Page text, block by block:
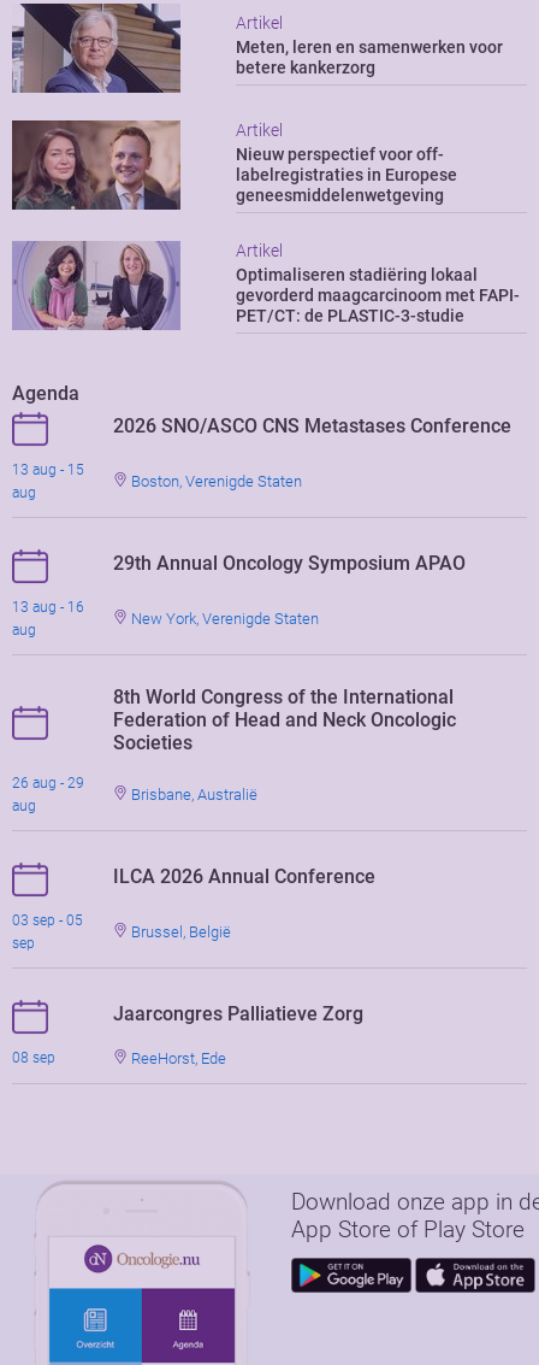
Artikel
Meten, leren en samenwerken voor
betere kankerzorg
Artikel
Nieuw perspectief voor off-
labelregistraties in Europese
geneesmiddelenwetgeving
Artikel
Optimaliseren stadiëring lokaal
gevorderd maagcarcinoom met FAPI-
PET/CT: de PLASTIC-3-studie
Agenda
2026 SNO/ASCO CNS Metastases Conference
13 aug - 15
aug
Boston, Verenigde Staten
29th Annual Oncology Symposium APAO
13 aug - 16
aug
New York, Verenigde Staten
8th World Congress of the International
Federation of Head and Neck Oncologic
Societies
26 aug - 29
aug
Brisbane, Australië
ILCA 2026 Annual Conference
03 sep - 05
sep
Brussel, België
Jaarcongres Palliatieve Zorg
08 sep ReeHorst, Ede
Download onze app in
App Store of Play Store